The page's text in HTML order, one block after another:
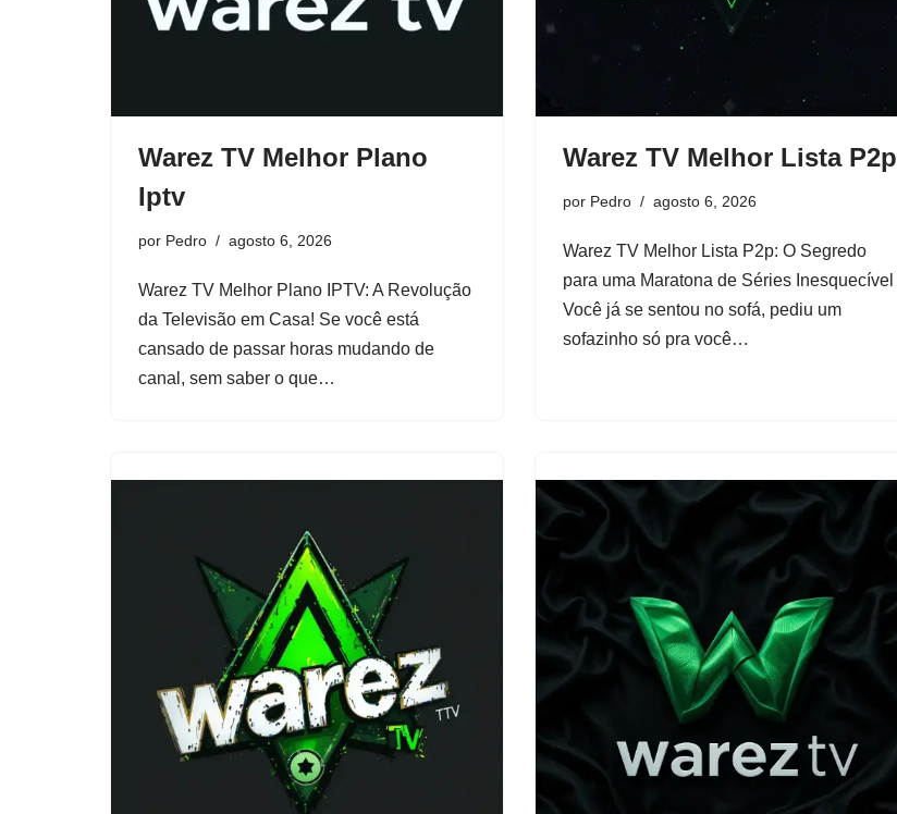
Warez TV Melhor Plano
Iptv
por Pedro agosto 6, 2026
Warez TV Melhor Plano IPTV: A Revolução
da Televisão em Casa! Se você está
cansado de passar horas mudando de
canal, sem saber o que…
Warez TV Melhor Lista P2p
por Pedro agosto 6, 2026
Warez TV Melhor Lista P2p: O Segredo
para uma Maratona de Séries Inesquecível
Você já se sentou no sofá, pediu um
sofazinho só pra você…